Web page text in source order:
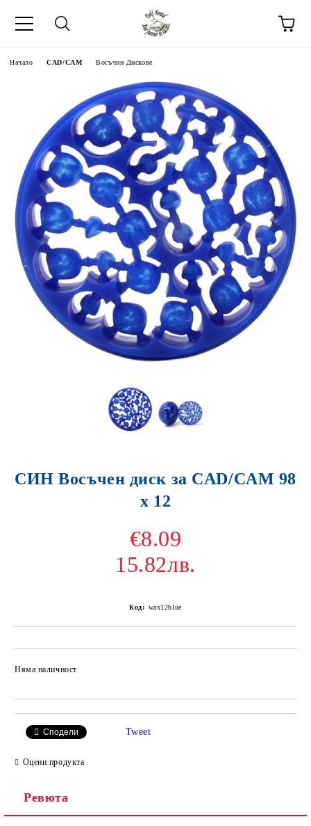
Начало CAD/CAM Восъчни Дискове
СИН Восъчен диск за CAD/CAM 98
х 12
€8.09
15.82лв.
Код: wax12blue
Няма наличност
Сподели Tweet
Оцени продукта
Ревюта